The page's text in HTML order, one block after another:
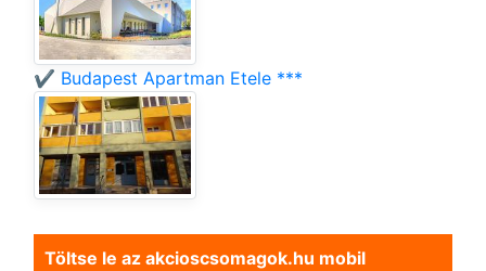
✔️ Budapest Apartman Etele ***
Töltse le az akcioscsomagok.hu mobil